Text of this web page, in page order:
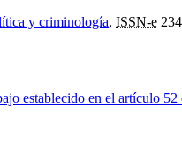
y criminología, ISSN-e
establecido en el artículo